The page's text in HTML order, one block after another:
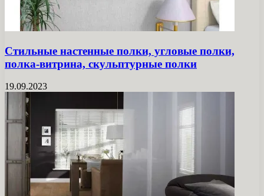
Стильные настенные полки, угловые полки,
полка-витрина, скульптурные полки
19.09.2023